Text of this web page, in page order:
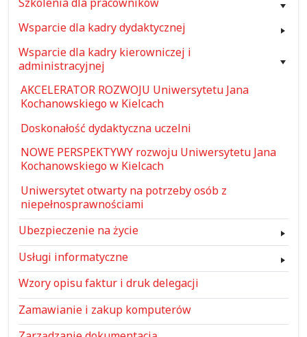
Wsparcie dla kadry dydaktycznej
Wsparcie dla kadry kierowniczej i
administracyjnej
AKCELERATOR ROZWOJU Uniwersytetu Jana
Kochanowskiego w Kielcach
Doskonałość dydaktyczna uczelni
NOWE PERSPEKTYWY rozwoju Uniwersytetu Jana
Kochanowskiego w Kielcach
Uniwersytet otwarty na potrzeby osób z
niepełnosprawnościami
Ubezpieczenie na życie
Usługi informatyczne
Wzory opisu faktur i druk delegacji
Zamawianie i zakup komputerów